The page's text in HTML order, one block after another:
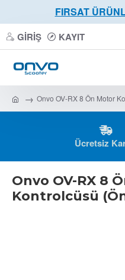
FIRSAT
GIRIŞ KAYIT
Onvo OV-RX 8 Ön Motor
Ücretsiz
Onvo OV-RX 8
Kontrolcüsü